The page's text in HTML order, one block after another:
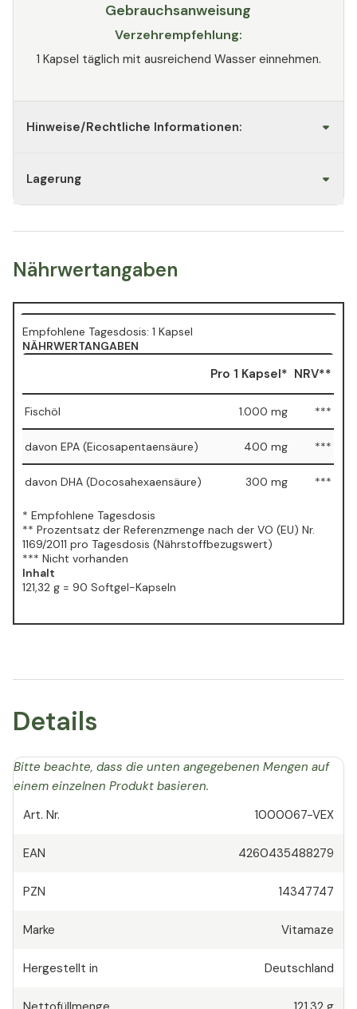
Gebrauchsanweisung
Verzehrempfehlung:
1 Kapsel täglich mit ausreichend Wasser einnehmen.
Hinweise/Rechtliche Informationen:
Lagerung
Nährwertangaben
Empfohlene Tagesdosis: 1 Kapsel
NÄHRWERTANGABEN
Pro 1 Kapsel* NRV**
Fischöl 1.000 mg ***
davon EPA (Eicosapentaensäure) 400 mg ***
davon DHA (Docosahexaensäure) 300 mg ***
* Empfohlene Tagesdosis
** Prozentsatz der Referenzmenge nach der VO (EU) Nr.
1169/2011 pro Tagesdosis (Nährstoffbezugswert)
*** Nicht vorhanden
Inhalt
121,32 g = 90 Softgel-Kapseln
Details
Bitte beachte, dass die unten angegebenen Mengen auf
einem einzelnen Produkt basieren.
Art. Nr.
1000067-VEX
EAN 4260435488279
PZN 14347747
Marke Vitamaze
Hergestellt in Deutschland